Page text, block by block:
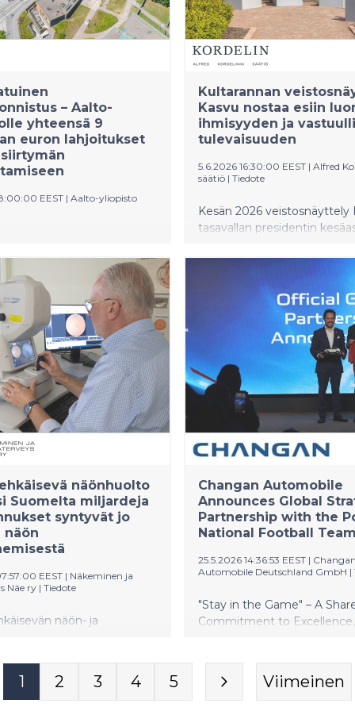
to support the e-
organized by its
customer Ignitis
– Aalto-
yhteensä 9
euron lahjoitukset
EEST | Aalto-yliopisto
säätiön lahjoitukset
uusien professuurien
Samalla lahjoitukset
yliopiston
osaamiskeskuksen
Kultarannan
Kasvu nostaa esiin
ihmisyyden ja
tulevaisuuden
5.6.2026 16:30:00 EEST | Alfred
säätiö | Tiedote
Kesän 2026 veistosnäyttely
tasavallan presidentin
yhteen viiden suomalaisen
nykytaiteilijan teoksia.
kannustaa kävijää
taiteen äärelle ja
mitä kestävä kasvu
ihmiselle kuin ympäristölle.
presidentti Alexander Stubb
näyttelyn yhdessä
Suzanne Innes-Stubbin
perjantaina 5. kesäkuuta
Kultarannassa.
näönhuolto
Suomelta miljardeja
syntyvät jo
näön
EEST | Näkeminen ja
Näe ry | Tiedote
näön- ja
yhteiskunnan
Tutkimusnäyttö
Changan Automobile
Announces Global
Partnership with the
National Football Team
25.5.2026 14:36:53 EEST | Changan
Automobile Deutschland GmbH |
"Stay in the Game" – A
Commitment to Excellence,
1 2 3 4 5 Viimeinen